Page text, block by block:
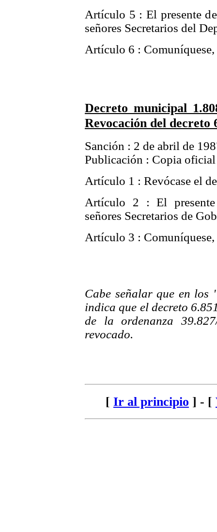
Artículo 5 : El presente
señores Secretarios del
Artículo 6 : Comuníquese,
Decreto municipal
Revocación del decreto
Sanción : 2 de abril de
Publicación : Copia oficial
Artículo 1 : Revócase el
Artículo 2 : El
señores Secretarios de
Artículo 3 : Comuníquese,
Cabe señalar que en los
indica que el decreto
de la ordenanza
revocado.
[ Ir al principio ] - [